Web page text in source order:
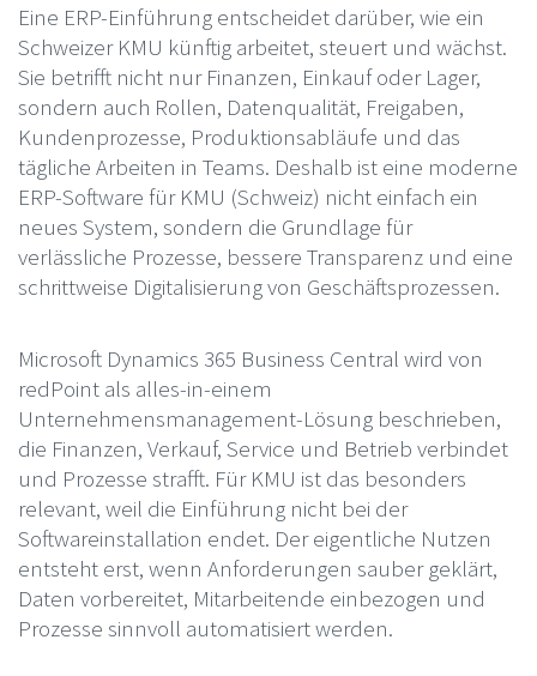
Eine ERP-Einführung entscheidet darüber, wie ein
Schweizer KMU künftig arbeitet, steuert und wächst.
Sie betrifft nicht nur Finanzen, Einkauf oder Lager,
sondern auch Rollen, Datenqualität, Freigaben,
Kundenprozesse, Produktionsabläufe und das
tägliche Arbeiten in Teams. Deshalb ist eine moderne
ERP-Software für KMU (Schweiz) nicht einfach ein
neues System, sondern die Grundlage für
verlässliche Prozesse, bessere Transparenz und eine
schrittweise Digitalisierung von Geschäftsprozessen.
Microsoft Dynamics 365 Business Central wird von
redPoint als alles-in-einem
Unternehmensmanagement-Lösung beschrieben,
die Finanzen, Verkauf, Service und Betrieb verbindet
und Prozesse strafft. Für KMU ist das besonders
relevant, weil die Einführung nicht bei der
Softwareinstallation endet. Der eigentliche Nutzen
entsteht erst, wenn Anforderungen sauber geklärt,
Daten vorbereitet, Mitarbeitende einbezogen und
Prozesse sinnvoll automatisiert werden.